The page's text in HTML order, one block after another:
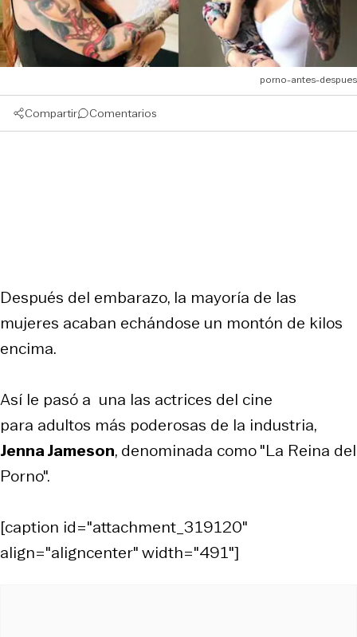
porno-antes-despues
Compartir Comentarios
Después del embarazo, la mayoría de las
mujeres acaban echándose un montón de kilos
encima.
Así le pasó a una las actrices del cine
para adultos más poderosas de la industria,
Jenna Jameson, denominada como "La Reina del
Porno".
[caption id="attachment_319120"
align="aligncenter" width="491"]